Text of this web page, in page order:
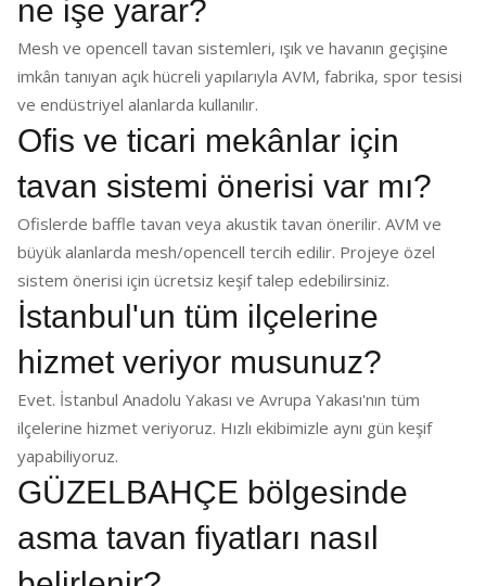
ne işe yarar?
Mesh ve opencell tavan sistemleri, ışık ve havanın geçişine
imkân tanıyan açık hücreli yapılarıyla AVM, fabrika, spor tesisi
ve endüstriyel alanlarda kullanılır.
Ofis ve ticari mekânlar için
tavan sistemi önerisi var mı?
Ofislerde baffle tavan veya akustik tavan önerilir. AVM ve
büyük alanlarda mesh/opencell tercih edilir. Projeye özel
sistem önerisi için ücretsiz keşif talep edebilirsiniz.
İstanbul'un tüm ilçelerine
hizmet veriyor musunuz?
Evet. İstanbul Anadolu Yakası ve Avrupa Yakası'nın tüm
ilçelerine hizmet veriyoruz. Hızlı ekibimizle aynı gün keşif
yapabiliyoruz.
GÜZELBAHÇE bölgesinde
asma tavan fiyatları nasıl